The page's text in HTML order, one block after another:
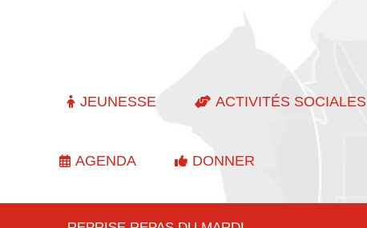
JEUNESSE ACTIVITÉS SOCIALES
AGENDA DONNER